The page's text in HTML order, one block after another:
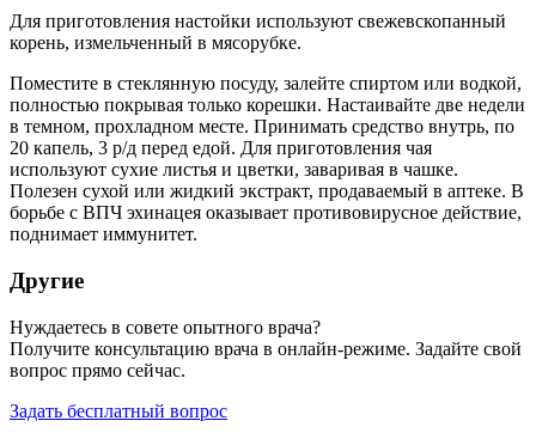
Для приготовления настойки используют свежевскопанный
корень, измельченный в мясорубке.
Поместите в стеклянную посуду, залейте спиртом или водкой,
полностью покрывая только корешки. Настаивайте две недели
в темном, прохладном месте. Принимать средство внутрь, по
20 капель, 3 р/д перед едой. Для приготовления чая
используют сухие листья и цветки, заваривая в чашке.
Полезен сухой или жидкий экстракт, продаваемый в аптеке. В
борьбе с ВПЧ эхинацея оказывает противовирусное действие,
поднимает иммунитет.
Другие
Нуждаетесь в совете опытного врача?
Получите консультацию врача в онлайн-режиме. Задайте свой
вопрос прямо сейчас.
Задать бесплатный вопрос